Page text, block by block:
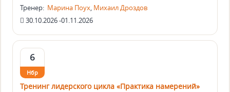
Тренер: Марина Поух, Михаил Дроздов
30.10.2026 -01.11.2026
6
Нбр
Тренинг лидерского цикла «Практика намерений»